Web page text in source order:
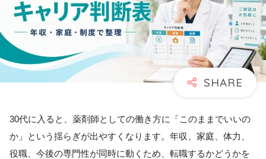
30代に入ると、薬剤師としての働き方に「このままでいいの
か」という揺らぎが出やすくなります。年収、家庭、体力、
役職、今後の専門性が同時に動くため、転職するかどうかを